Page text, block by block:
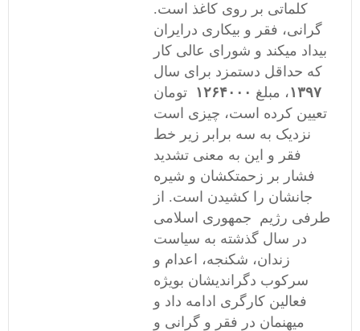
کلماتی بر روی کاغذ است.
گرانی، فقر و بیکاری درایران
بیداد میکند و شورای عالی کار
که حداقل دستمزد برای سال
۱۳۹۷، مبلغ ۱۲۶۴۰۰۰ تومان
تعیین کرده است، چیزی است
نزدیک به سه برابر زیر خط
فقر و این به معنی تشديد
فشار بر زحمتکشان و شيره
جانشان را كشيدن است. از
طرفی رژیم جمهوری اسلامی
در سال گذشته به سیاست
زندان، شکنجه، اعدام و
سرکوب دگراندیشان بویژه
فعالین کارگری ادامه داد و
میهنمان در فقر و گرانی و